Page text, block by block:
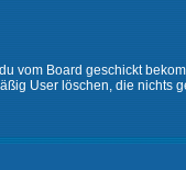
vom Board geschickt
User löschen, die nichts